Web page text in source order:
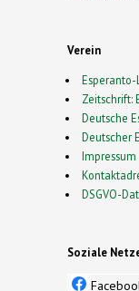
Verein
Zeitschrift:
Deutsche
Deutscher
Impressum
DSGVO-
Soziale